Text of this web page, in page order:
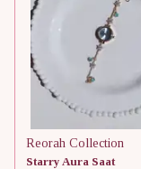
Reorah Collection
Starry Aura Saat